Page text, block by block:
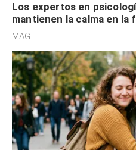
Los expertos en
mantienen la calma en la
cognitiva, gratitud y no
MAG.